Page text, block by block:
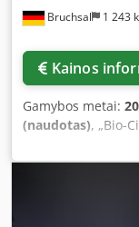
Bruchsal 1 243
Kainos
Gamybos metai:
(naudotas), „Bio-
/ dalims plovimo
Darbinio
darbinio
Ngepfx Aqrokr –